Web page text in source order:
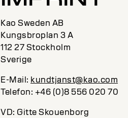
Kao Sweden AB
Kungsbroplan 3 A
112 27 Stockholm
Sverige
E-Mail: kundtjanst@kao.com
Telefon: +46 (0)8 556 020 70
VD: Gitte Skouenborg